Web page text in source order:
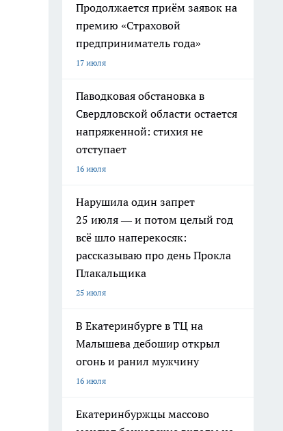
Продолжается приём заявок на
премию «Страховой
предприниматель года»
17 июля
Паводковая обстановка в
Свердловской области остается
напряженной: стихия не
отступает
16 июля
Нарушила один запрет
25 июля — и потом целый год
всё шло наперекосяк:
рассказываю про день Прокла
Плакальщика
25 июля
В Екатеринбурге в ТЦ на
Малышева дебошир открыл
огонь и ранил мужчину
16 июля
Екатеринбуржцы массово